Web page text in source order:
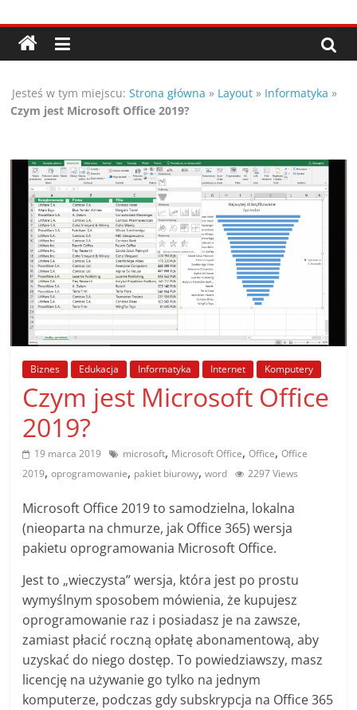
do
treści
Porady,
wskazówki
oraz
ciekawe
rady
poznaj
te
poradniki.
Porady
praktyczne
porady
wskazówki
poradniki
każdy
temat
Jesteś w tym miejscu: Strona główna » Layout » Informatyka »
Czym jest Microsoft Office 2019?
Biznes Edukacja Informatyka Internet Komputery
Czym jest Microsoft Office
2019?
19 marca 2019 microsoft, Microsoft Office,Office,Office
2019,oprogramowanie, pakiet biurowy,word 2297 Views
Microsoft Office 2019 to samodzielna, lokalna
(nieoparta na chmurze, jak Office 365) wersja
pakietu oprogramowania Microsoft Office.
Jest to „wieczysta” wersja, która jest po prostu
wymyślnym sposobem mówienia, że ​​kupujesz
oprogramowanie raz i posiadasz je na zawsze,
zamiast płacić roczną opłatę abonamentową, aby
uzyskać do niego dostęp. To powiedziawszy, masz
licencję na używanie go tylko na jednym
komputerze, podczas gdy subskrypcja na Office 365